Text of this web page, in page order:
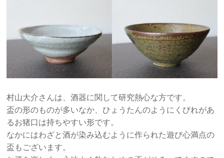
村山大介さんは、酒器に関して研究熱心な方です。
盃の形のものが多いなか、ひょうたんのようにくびれがあ
るお猪口は持ちやすい形です。
なかにはわざと酒が染み込むように作られた遊び心満点の
盃もございます。